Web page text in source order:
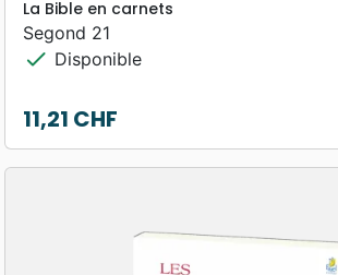
La Bible en carnets
Segond 21
check Disponible
Prix
11,21 CHF